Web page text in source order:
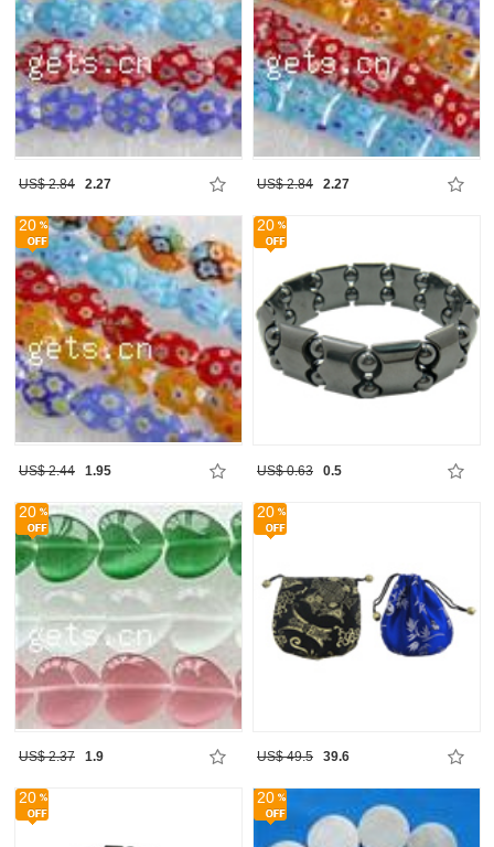
US$ 2.84 2.27 US$ 2.84 2.27
20
US$ 2.44 1.95
20
US$ 0.63 0.5
20
US$ 2.37 1.9
20
US$ 49.5 39.6
20 20